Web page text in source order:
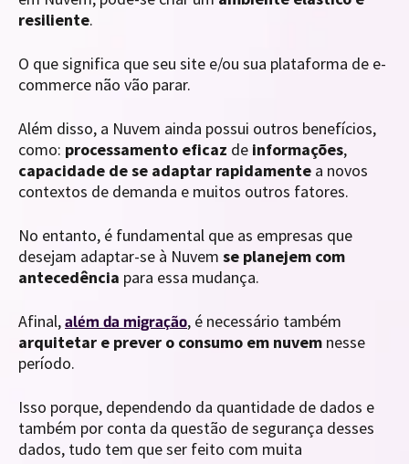
resiliente.
O que significa que seu site e/ou sua plataforma de e-
commerce não vão parar.
Além disso, a Nuvem ainda possui outros benefícios,
como: processamento eficaz de informações,
capacidade de se adaptar rapidamente a novos
contextos de demanda e muitos outros fatores.
No entanto, é fundamental que as empresas que
desejam adaptar-se à Nuvem se planejem com
antecedência para essa mudança.
Afinal,além da migração, é necessário também
arquitetar e prever o consumo em nuvem nesse
período.
Isso porque, dependendo da quantidade de dados e
também por conta da questão de segurança desses
dados, tudo tem que ser feito com muita